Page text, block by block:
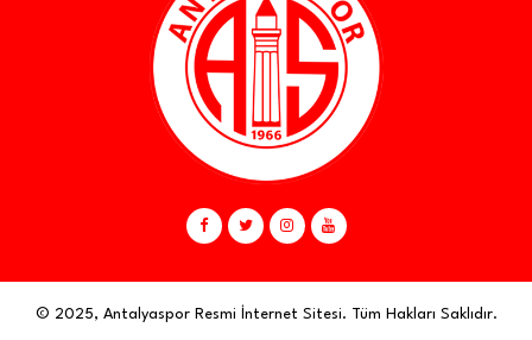
© 2025, Antalyaspor Resmi İnternet Sitesi. Tüm Hakları Saklıdır.